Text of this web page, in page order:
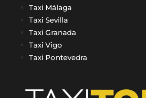
Taxi Málaga
Taxi Sevilla
Taxi Granada
Taxi Vigo
Taxi Pontevedra